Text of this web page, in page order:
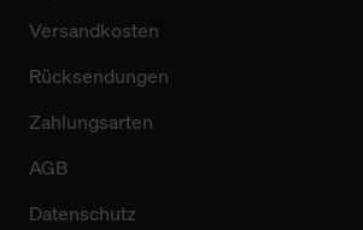
Versandkosten
Rücksendungen
Zahlungsarten
AGB
Datenschutz